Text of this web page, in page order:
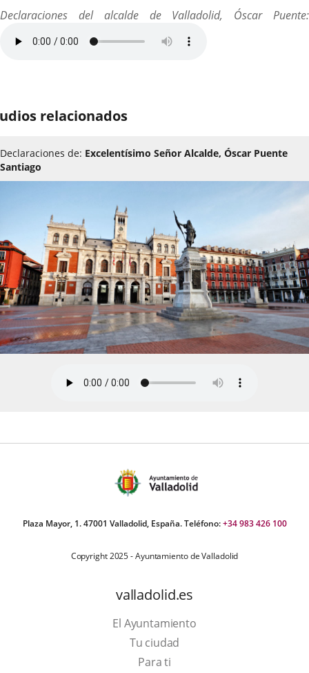
Declaraciones del alcalde de Valladolid, Óscar Puente:
relacionados
Declaraciones de: Excelentísimo Señor Alcalde, Óscar Puente
Santiago
Plaza Mayor, 1. 47001 Valladolid, España. Teléfono:+34 983 426 100
Copyright 2025 - Ayuntamiento de Valladolid
valladolid.es
El Ayuntamiento
Tu ciudad
Para ti